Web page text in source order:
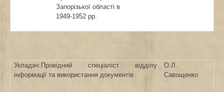
Запорізької області в
1949-1952 рр.
Укладач:Провідний спеціаліст відділу
інформації та використання документів
О.Л.
Савощенко